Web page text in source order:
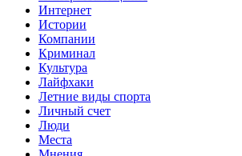
Интернет
Истории
Компании
Криминал
Культура
Лайфхаки
Летние виды спорта
Личный счет
Люди
Места